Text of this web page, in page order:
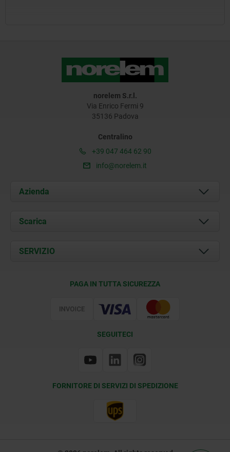
norelem S.r.l.
Via Enrico Fermi 9
35136 Padova
Centralino
+39 047 464 62 90
info@norelem.it
Azienda
Chi siamo
Contatti
Scarica
Documents
SERVIZIO
PAGA IN TUTTA SICUREZZA
SEGUITECI
FORNITORE DI SERVIZI DI SPEDIZIONE